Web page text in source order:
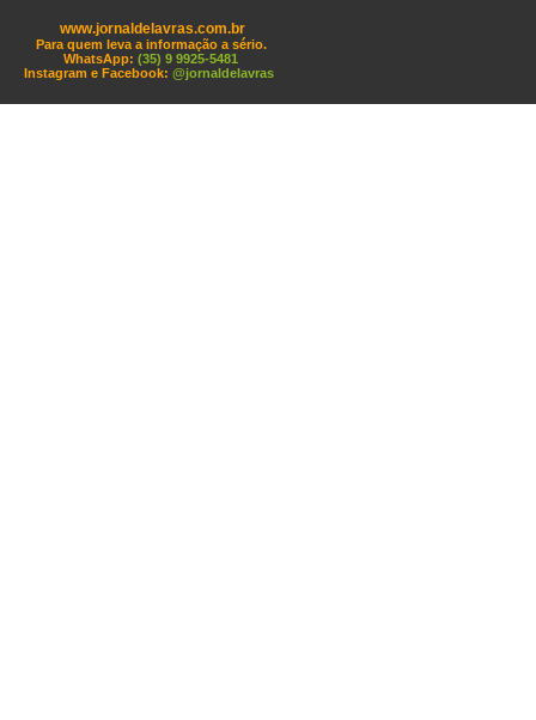
www.jornaldelavras.com.br
Para quem leva a informação a sério.
WhatsApp: (35) 9 9925-5481
Instagram e Facebook: @jornaldelavras